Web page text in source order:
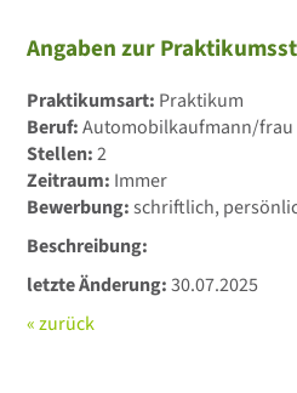
Angaben zur
Praktikumsart: Praktikum
Beruf:Automobilkaufmann/frau
Stellen:2
Zeitraum: Immer
Bewerbung:schriftlich,
Beschreibung:
letzte Änderung:30.07.2025
« zurück